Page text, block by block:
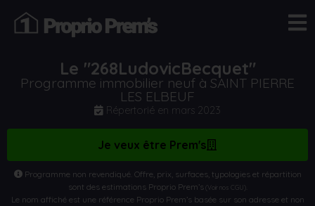
Le "268LudovicBecquet"
Programme immobilier neuf à SAINT PIERRE
LES ELBEUF
Répertorié en mars 2023
Je veux être Prem's
Programme non revendiqué. Offre, prix, surfaces, typologies et répartition
sont des estimations Proprio Prem’s(Voir nos CGU)
Le nom affiché est une référence Proprio Prem’s basée sur son adresse et non